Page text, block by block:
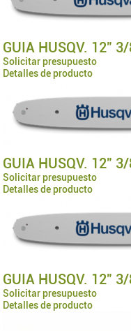
GUIA HUSQV. 12"
Solicitar presupuesto
Detalles de producto
GUIA HUSQV. 12"
Solicitar presupuesto
Detalles de producto
GUIA HUSQV. 12"
Solicitar presupuesto
Detalles de producto